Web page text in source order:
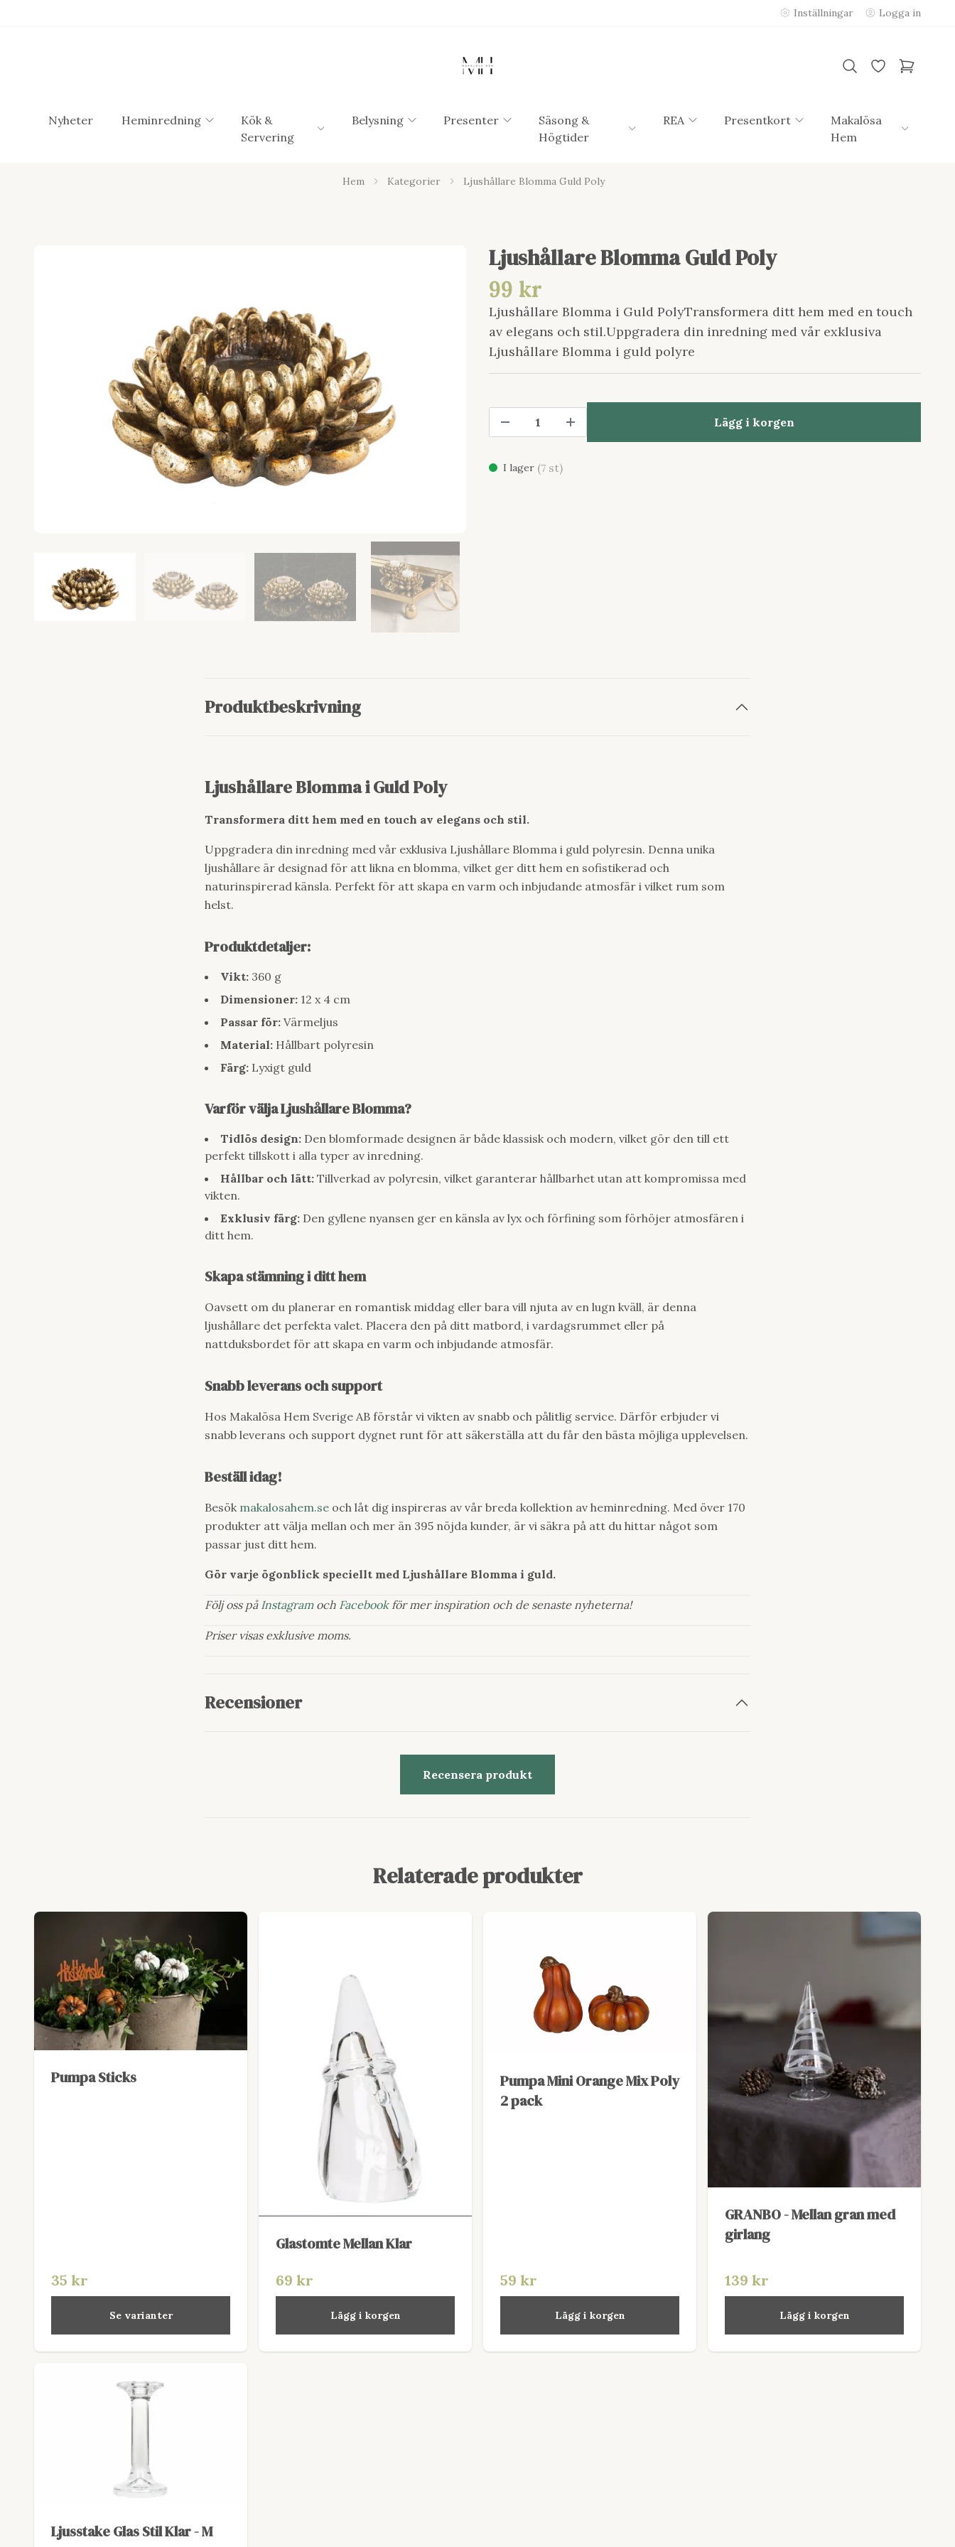
Inställningar Logga in
Nyheter Heminredning
Kök &
Servering
Belysning Presenter
Säsong &
Högtider
REA Presentkort
Makalösa
Hem
Hem Kategorier Ljushållare Blomma Guld Poly
Ljushållare Blomma Guld Poly
99 kr
Ljushållare Blomma i Guld PolyTransformera ditt hem med en touch
av elegans och stil.Uppgradera din inredning med vår exklusiva
Ljushållare Blomma i guld polyre
Lägg i korgen
I lager (7 st)
Produktbeskrivning
Ljushållare Blomma i Guld Poly
Transformera ditt hem med en touch av elegans och stil.
Uppgradera din inredning med vår exklusiva Ljushållare Blomma i guld polyresin. Denna unika
ljushållare är designad för att likna en blomma, vilket ger ditt hem en sofistikerad och
naturinspirerad känsla. Perfekt för att skapa en varm och inbjudande atmosfär i vilket rum som
helst.
Produktdetaljer:
Vikt: 360 g
Dimensioner: 12 x 4 cm
Passar för: Värmeljus
Material: Hållbart polyresin
Färg: Lyxigt guld
Varför välja Ljushållare Blomma?
Tidlös design: Den blomformade designen är både klassisk och modern, vilket gör den till ett
perfekt tillskott i alla typer av inredning.
Hållbar och lätt: Tillverkad av polyresin, vilket garanterar hållbarhet utan att kompromissa med
vikten.
Exklusiv färg: Den gyllene nyansen ger en känsla av lyx och förfining som förhöjer atmosfären i
ditt hem.
Skapa stämning i ditt hem
Oavsett om du planerar en romantisk middag eller bara vill njuta av en lugn kväll, är denna
ljushållare det perfekta valet. Placera den på ditt matbord, i vardagsrummet eller på
nattduksbordet för att skapa en varm och inbjudande atmosfär.
Snabb leverans och support
Hos Makalösa Hem Sverige AB förstår vi vikten av snabb och pålitlig service. Därför erbjuder vi
snabb leverans och support dygnet runt för att säkerställa att du får den bästa möjliga upplevelsen.
Beställ idag!
Besök makalosahem.se och låt dig inspireras av vår breda kollektion av heminredning. Med över 170
produkter att välja mellan och mer än 395 nöjda kunder, är vi säkra på att du hittar något som
passar just ditt hem.
Gör varje ögonblick speciellt med Ljushållare Blomma i guld.
Följ oss på Instagramoch Facebookför mer inspiration och de senaste nyheterna!
Priser visas exklusive moms.
Recensioner
Recensera produkt
Relaterade produkter
Pumpa Sticks
35 kr
Se varianter
Glastomte Mellan Klar
69 kr
Lägg i korgen
Pumpa Mini Orange Mix Poly
2 pack
59 kr
Lägg i korgen
GRANBO - Mellan gran med
girlang
139 kr
Lägg i korgen
Ljusstake Glas Stil Klar - M